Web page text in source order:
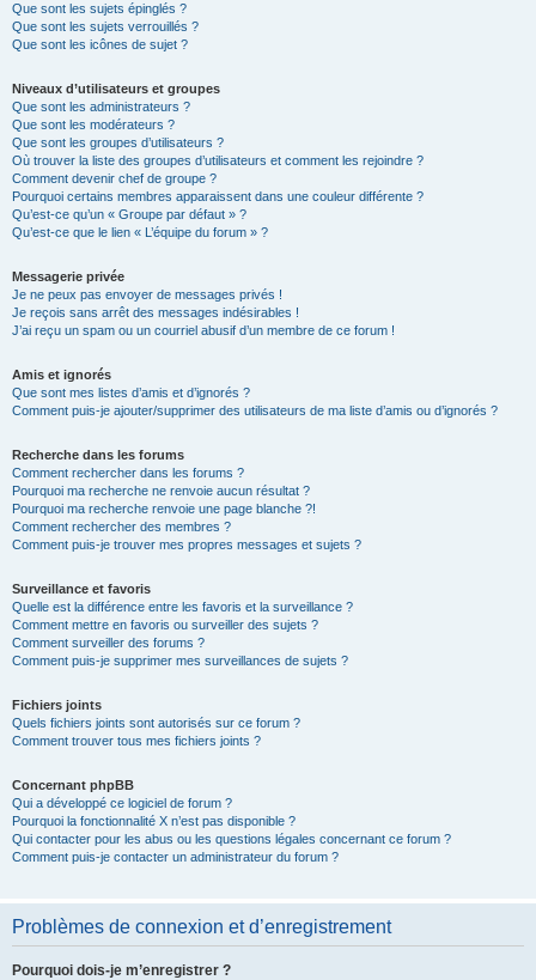
Que sont les sujets épinglés ?
Que sont les sujets verrouillés ?
Que sont les icônes de sujet ?
Niveaux d’utilisateurs et groupes
Que sont les administrateurs ?
Que sont les modérateurs ?
Que sont les groupes d’utilisateurs ?
Où trouver la liste des groupes d’utilisateurs et comment les rejoindre ?
Comment devenir chef de groupe ?
Pourquoi certains membres apparaissent dans une couleur différente ?
Qu’est-ce qu’un « Groupe par défaut » ?
Qu’est-ce que le lien « L’équipe du forum » ?
Messagerie privée
Je ne peux pas envoyer de messages privés !
Je reçois sans arrêt des messages indésirables !
J’ai reçu un spam ou un courriel abusif d’un membre de ce forum !
Amis et ignorés
Que sont mes listes d’amis et d’ignorés ?
Comment puis-je ajouter/supprimer des utilisateurs de ma liste d’amis ou d’ignorés ?
Recherche dans les forums
Comment rechercher dans les forums ?
Pourquoi ma recherche ne renvoie aucun résultat ?
Pourquoi ma recherche renvoie une page blanche ?!
Comment rechercher des membres ?
Comment puis-je trouver mes propres messages et sujets ?
Surveillance et favoris
Quelle est la différence entre les favoris et la surveillance ?
Comment mettre en favoris ou surveiller des sujets ?
Comment surveiller des forums ?
Comment puis-je supprimer mes surveillances de sujets ?
Fichiers joints
Quels fichiers joints sont autorisés sur ce forum ?
Comment trouver tous mes fichiers joints ?
Concernant phpBB
Qui a développé ce logiciel de forum ?
Pourquoi la fonctionnalité X n’est pas disponible ?
Qui contacter pour les abus ou les questions légales concernant ce forum ?
Comment puis-je contacter un administrateur du forum ?
Problèmes de connexion et d’enregistrement
Pourquoi dois-je m’enregistrer ?